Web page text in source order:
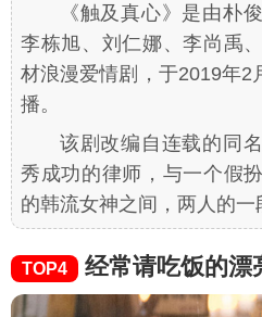
《触及真心》是由朴
李栋旭、刘仁娜、李尚禹
材浪漫爱情剧，于2019年2
播。
该剧改编自连载的同
秀成功的律师，与一个假
的韩流女神之间，两人的一
TOP4 经常请吃饭的漂